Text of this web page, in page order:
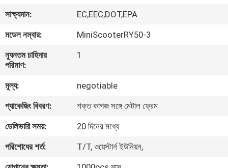
কারখানা
ভ্রমণ
নিয়ন্ত্রণ
যোগাযোগ
করুন
সাক্ষ্যদান:
EC,EEC,DOT,EPA
মডেল নম্বার:
MiniScooterRY50-3
ন্যূনতম চাহিদার
পরিমাণ:
1
মূল্য:
negotiable
প্যাকেজিং বিবরণ:
শক্ত কাগজ সঙ্গে মেটাল ফ্রেম
ডেলিভারি সময়:
20 দিনের মধ্যে
পরিশোধের শর্ত:
T/T, ওয়েস্টার্ন ইউনিয়ন,